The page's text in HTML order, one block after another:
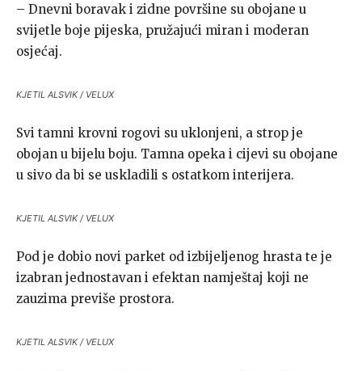
– Dnevni boravak i zidne površine su obojane u
svijetle boje pijeska, pružajući miran i moderan
osjećaj.
KJETIL ALSVIK / VELUX
Svi tamni krovni rogovi su uklonjeni, a strop je
obojan u bijelu boju. Tamna opeka i cijevi su obojane
u sivo da bi se uskladili s ostatkom interijera.
KJETIL ALSVIK / VELUX
Pod je dobio novi parket od izbijeljenog hrasta te je
izabran jednostavan i efektan namještaj koji ne
zauzima previše prostora.
KJETIL ALSVIK / VELUX